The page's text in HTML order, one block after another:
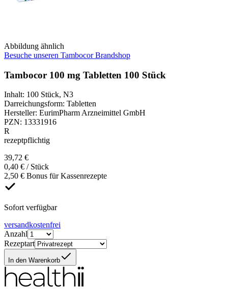
Abbildung ähnlich
Besuche unseren Tambocor Brandshop
Tambocor 100 mg Tabletten 100 Stück
Inhalt: 100 Stück, N3
Darreichungsform: Tabletten
Hersteller: EurimPharm Arzneimittel GmbH
PZN: 13331916
R
rezeptpflichtig
39,72 €
0,40 € / Stück
2,50 € Bonus für Kassenrezepte
Sofort verfügbar
versandkostenfrei
Anzahl
Rezeptart
In den Warenkorb